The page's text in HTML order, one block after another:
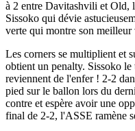
à 2 entre Davitashvili et Old,
Sissoko qui dévie
verte qui montre son meilleur
Les corners se multiplient et
obtient un penalty. Sissoko
reviennent de l'enfer ! 2-2
pied sur le ballon lors du
contre et espère avoir une
final de 2-2, l'ASSE ramène